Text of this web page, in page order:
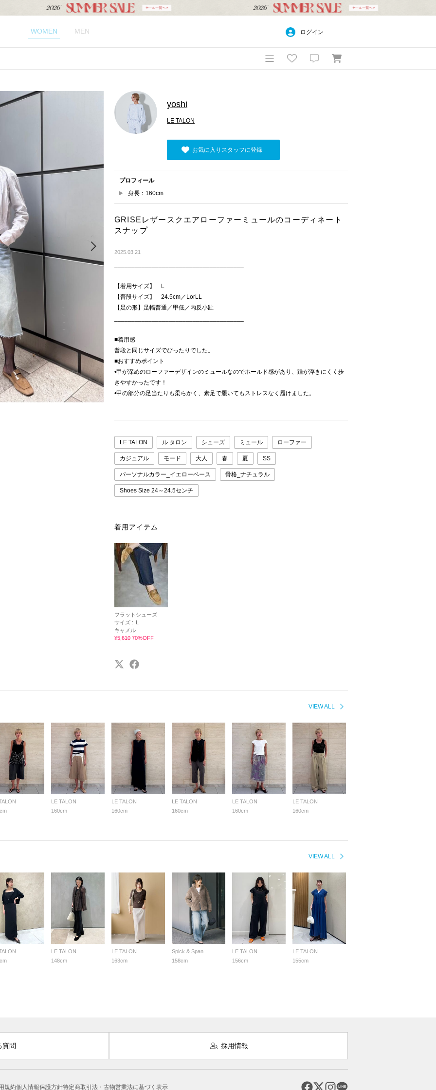
WOMEN MEN ログイン
yoshi
LE TALON
お気に入りスタッフに登録
プロフィール
身長：160cm
GRISEレザースクエアローファーミュールのコーディネート
スナップ
2025.03.21
【着用サイズ】 L
【普段サイズ】 24.5cm／LorLL
【足の形】足幅普通／甲低／内反小趾
■着用感
普段と同じサイズでぴったりでした。
■おすすめポイント
•甲が深めのローファーデザインのミュールなのでホールド感があり、踵が浮きにくく歩
きやすかったです！
•甲の部分の足当たりも柔らかく、素足で履いてもストレスなく履けました。
LE TALON ル タロン シューズ ミュール ローファー
カジュアル モード 大人 春 夏 SS
パーソナルカラー_イエローベース 骨格_ナチュラル
Shoes Size 24～24.5センチ
着用アイテム
フラットシューズ
サイズ : L
キャメル
¥5,610 70%OFF
VIEW ALL
LE TALON
160cm
LE TALON
160cm
LE TALON
160cm
LE TALON
160cm
LE TALON
160cm
VIEW ALL
LE TALON
148cm
LE TALON
163cm
Spick & Span
158cm
LE TALON
156cm
LE TALON
155cm
質問 採用情報
規約個人情報保護方針特定商取引法・古物営業法に基づく表示